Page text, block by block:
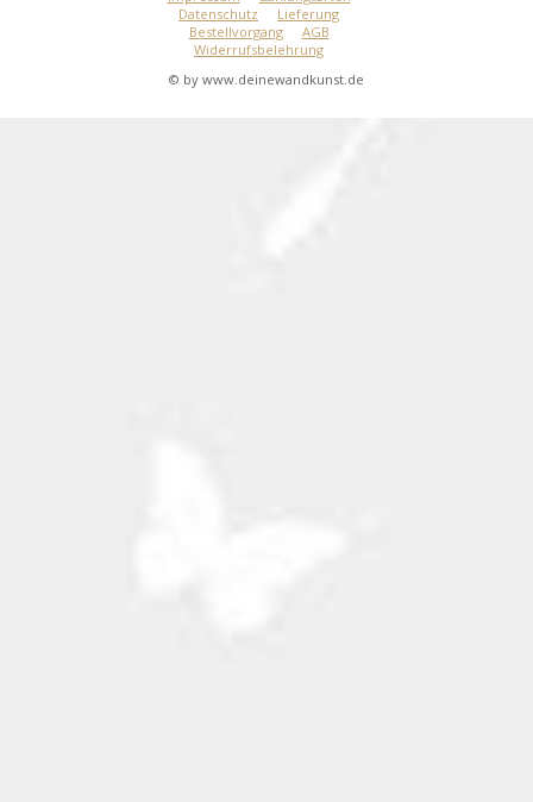
Datenschutz
Lieferung
Bestellvorgang
AGB
Widerrufsbelehrung
© by www.deinewandkunst.de